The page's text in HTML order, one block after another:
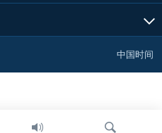
中国时间